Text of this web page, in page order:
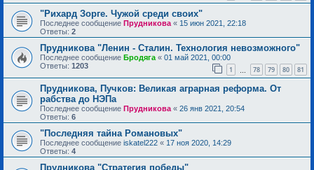
"Рихард Зорге. Чужой среди своих"
Последнее сообщение Прудникова « 15 июн 2021, 22:18
Ответы: 2
Прудникова "Ленин - Сталин. Технология невозможного"
Последнее сообщение Бродяга « 01 май 2021, 00:00
Ответы: 1203 1 78 79 80 81
Прудникова, Пучков: Великая аграрная реформа. От
рабства до НЭПа
Последнее сообщение Прудникова« 26 янв 2021, 20:54
Ответы: 6
"Последняя тайна Романовых"
Последнее сообщение iskatel222 « 17 ноя 2020, 14:29
Ответы: 4
Прудникова "Стратегия победы"